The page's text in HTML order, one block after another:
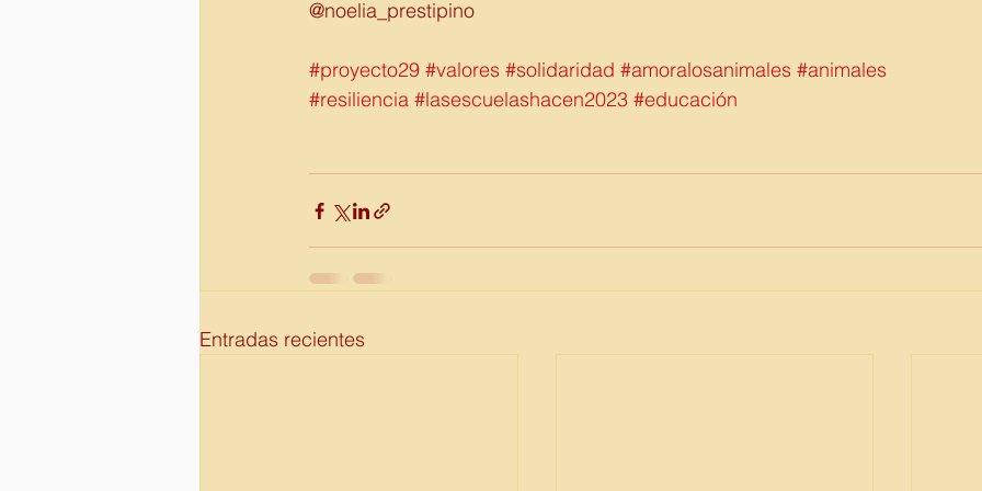
@noelia_prestipino
#proyecto29 #valores #solidaridad #amoralosanimales #animales
#resiliencia #lasescuelashacen2023 #educación
Entradas recientes